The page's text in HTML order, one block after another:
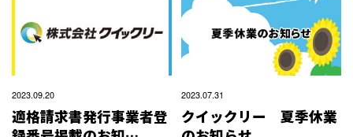
2023.09.20
適格請求書発行事業者登
2023.07.31
クイックリー 夏季休業